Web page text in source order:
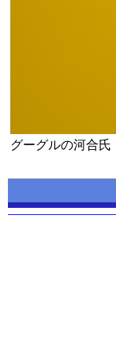
グーグルの河合氏